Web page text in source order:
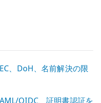
、DoH、名前解決の限
OIDC、証明書認証を